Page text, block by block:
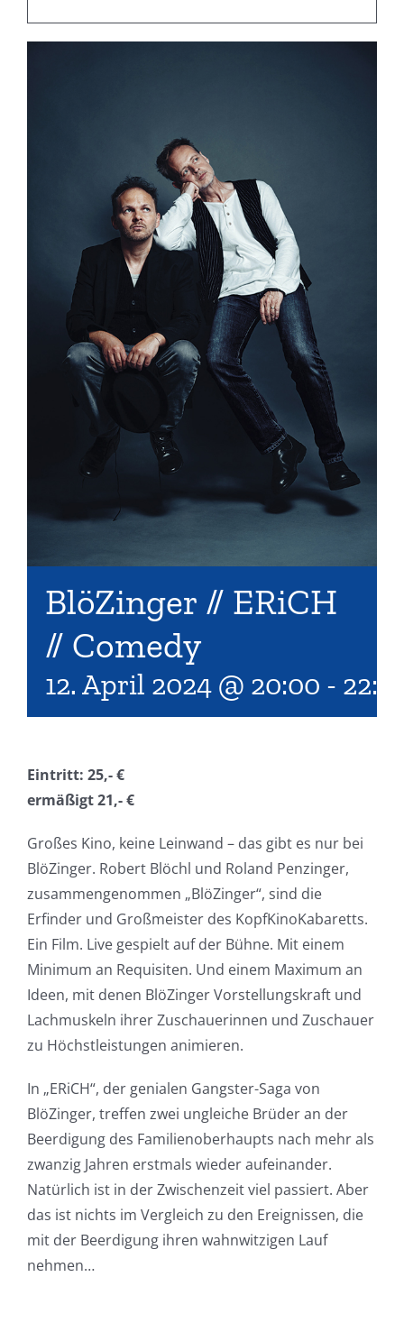
BlöZinger // ERiCH
// Comedy
12. April 2024 @ 20:00 -
Eintritt: 25,- €
ermäßigt 21,- €
Großes Kino, keine Leinwand – das gibt es nur bei
BlöZinger. Robert Blöchl und Roland Penzinger,
zusammengenommen „BlöZinger“, sind die
Erfinder und Großmeister des KopfKinoKabaretts.
Ein Film. Live gespielt auf der Bühne. Mit einem
Minimum an Requisiten. Und einem Maximum an
Ideen, mit denen BlöZinger Vorstellungskraft und
Lachmuskeln ihrer Zuschauerinnen und Zuschauer
zu Höchstleistungen animieren.
In „ERiCH“, der genialen Gangster-Saga von
BlöZinger, treffen zwei ungleiche Brüder an der
Beerdigung des Familienoberhaupts nach mehr als
zwanzig Jahren erstmals wieder aufeinander.
Natürlich ist in der Zwischenzeit viel passiert. Aber
das ist nichts im Vergleich zu den Ereignissen, die
mit der Beerdigung ihren wahnwitzigen Lauf
nehmen…